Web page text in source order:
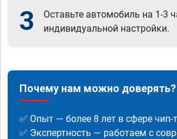
3
Оставьте автомобиль на 1-3
индивидуальной настройки.
Почему нам можно доверять?
✅ Опыт — более 8 лет в сфере чип-
✅ Экспертность — работаем с